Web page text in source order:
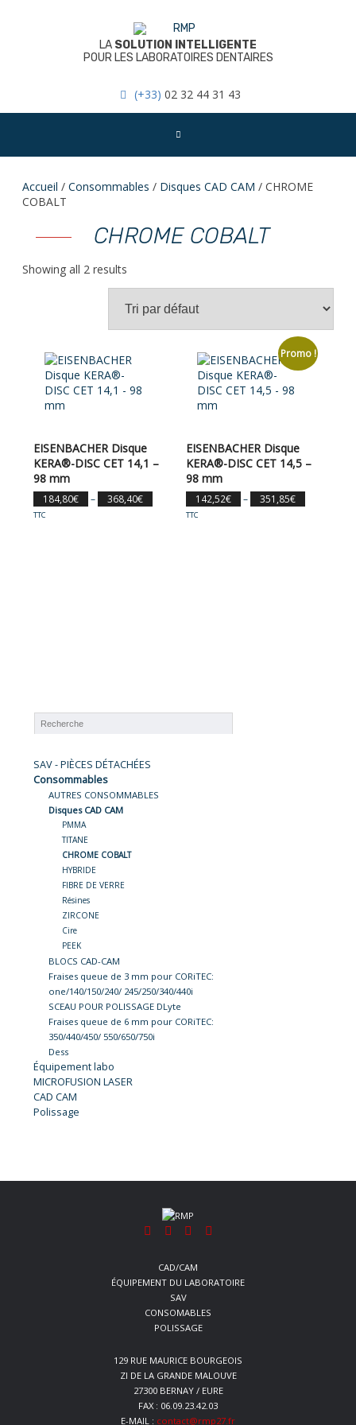
LA SOLUTION INTELLIGENTE
POUR LES LABORATOIRES DENTAIRES
(+33) 02 32 44 31 43
Accueil / Consommables / Disques CAD CAM / CHROME
COBALT
CHROME COBALT
Showing all 2 results
EISENBACHER Disque
KERA®-DISC CET 14,1 –
98 mm
184,80€ – 368,40€
TTC
Promo !
EISENBACHER Disque
KERA®-DISC CET 14,5 –
98 mm
142,52€ – 351,85€
TTC
SAV - PIÈCES DÉTACHÉES
Consommables
AUTRES CONSOMMABLES
Disques CAD CAM
PMMA
TITANE
CHROME COBALT
HYBRIDE
FIBRE DE VERRE
Résines
ZIRCONE
Cire
PEEK
BLOCS CAD-CAM
Fraises queue de 3 mm pour CORiTEC:
one/140/150/240/ 245/250/340/440i
SCEAU POUR POLISSAGE DLyte
Fraises queue de 6 mm pour CORiTEC:
350/440/450/ 550/650/750i
Dess
Équipement labo
MICROFUSION LASER
CAD CAM
Polissage
CAD/CAM
ÉQUIPEMENT DU LABORATOIRE
SAV
CONSOMABLES
POLISSAGE
129 RUE MAURICE BOURGEOIS
ZI DE LA GRANDE MALOUVE
27300 BERNAY / EURE
FAX : 06.09.23.42.03
E-MAIL : contact@rmp27.fr